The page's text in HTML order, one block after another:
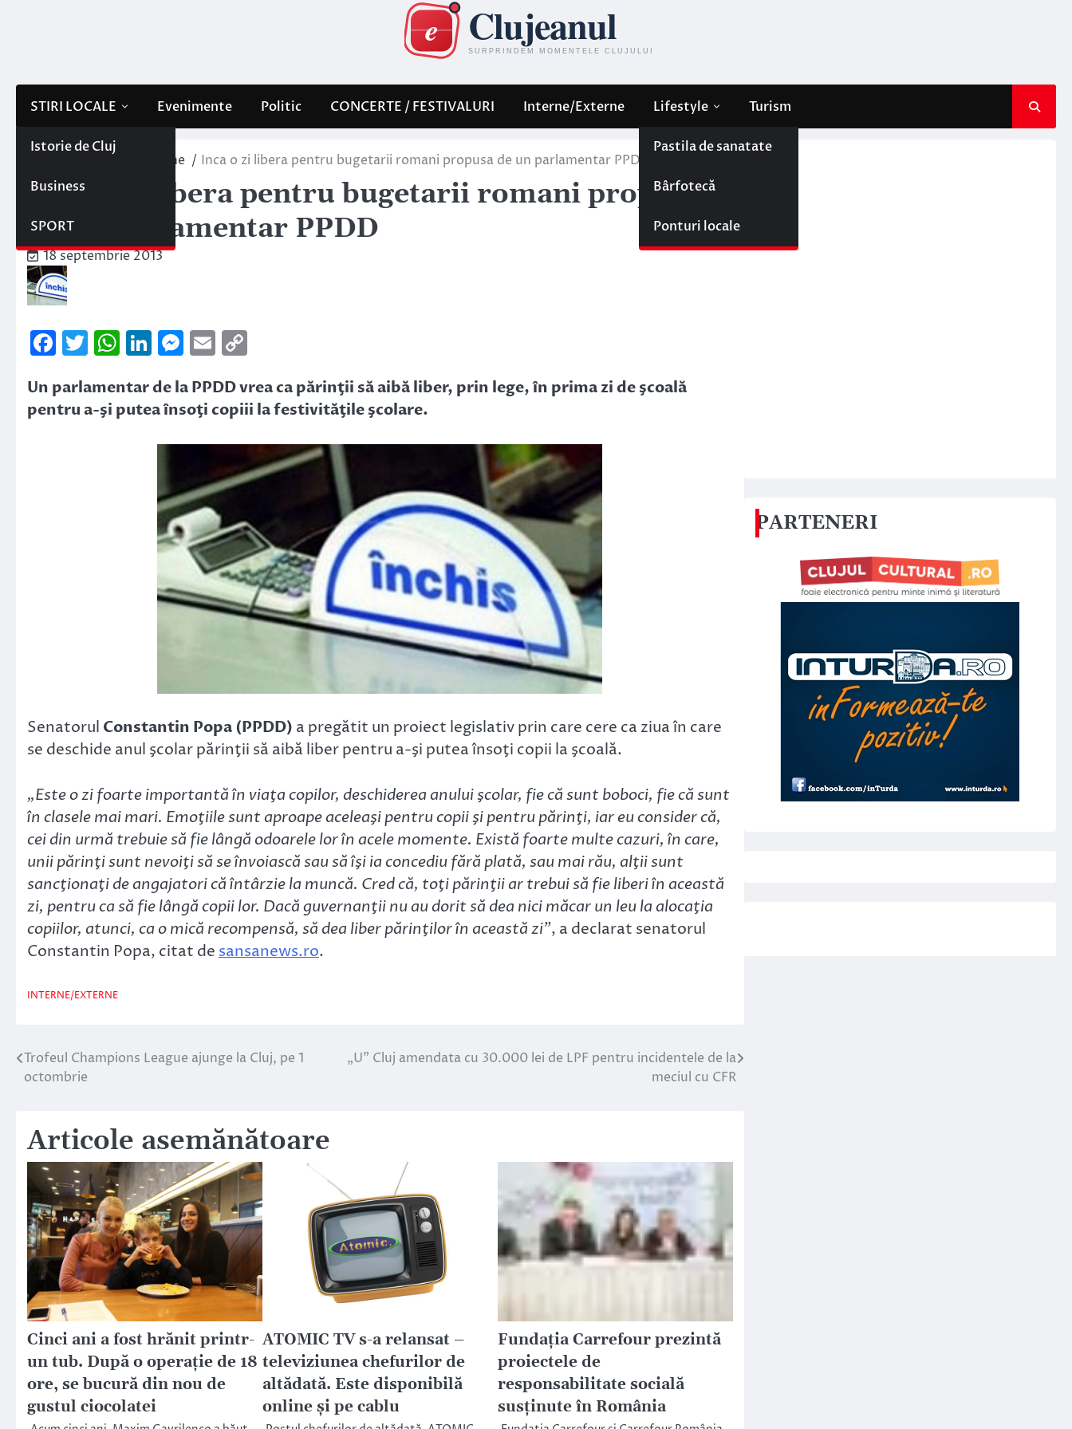
STIRI LOCALE
Istorie de Cluj
Business
SPORT
Evenimente Politic CONCERTE / FESTIVALURI Interne/Externe Lifestyle
Pastila de sanatate
Bârfotecă
Ponturi locale
Turism
Interne/Externe Inca o zi libera pentru bugetarii romani propusa de un parlamentar PPDD
Inca o zi libera pentru bugetarii romani propusa
de un parlamentar PPDD
18 septembrie 2013
Facebook
Twitter
WhatsApp
LinkedIn
Messenger
Email
Un parlamentar de la PPDD vrea ca părinţii să aibă liber, prin lege, în prima zi de şcoală
pentru a-şi putea însoţi copiii la festivităţile şcolare.
Senatorul Constantin Popa (PPDD) a pregătit un proiect legislativ prin care cere ca ziua în care
se deschide anul şcolar părinţii să aibă liber pentru a-şi putea însoţi copii la şcoală.
„Este o zi foarte importantă în viaţa copilor, deschiderea anului şcolar, fie că sunt boboci, fie că sunt
în clasele mai mari. Emoţiile sunt aproape aceleaşi pentru copii şi pentru părinţi, iar eu consider că,
cei din urmă trebuie să fie lângă odoarele lor în acele momente. Există foarte multe cazuri, în care,
unii părinţi sunt nevoiţi să se învoiască sau să îşi ia concediu fără plată, sau mai rău, alţii sunt
sancţionaţi de angajatori că întârzie la muncă. Cred că, toţi părinţii ar trebui să fie liberi în această
zi, pentru ca să fie lângă copii lor. Dacă guvernanţii nu au dorit să dea nici măcar un leu la alocaţia
copiilor, atunci, ca o mică recompensă, să dea liber părinţilor în această zi”, a declarat senatorul
Constantin Popa, citat de sansanews.ro.
INTERNE/EXTERNE
Navigare
Trofeul Champions League ajunge la Cluj, pe 1
octombrie
„U” Cluj amendata cu 30.000 lei de LPF pentru incidentele de la
meciul cu CFR
Articole asemănătoare
Cinci ani a fost hrănit printr-
un tub. După o operaţie de 18
ore, se bucură din nou de
gustul ciocolatei
ATOMIC TV s-a relansat –
televiziunea chefurilor de
altădată. Este disponibilă
online și pe cablu
Fundația Carrefour prezintă
proiectele de
responsabilitate socială
susținute în România
PARTENERI